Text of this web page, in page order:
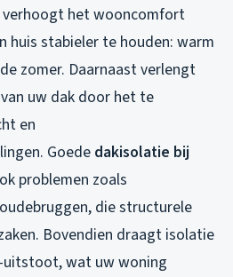
verhoogt het wooncomfort
huis stabieler te houden: warm
zomer. Daarnaast verlengt
uw dak door het te
en
Goede dakisolatie bij
problemen zoals
die structurele
Bovendien draagt isolatie
uitstoot, wat uw woning